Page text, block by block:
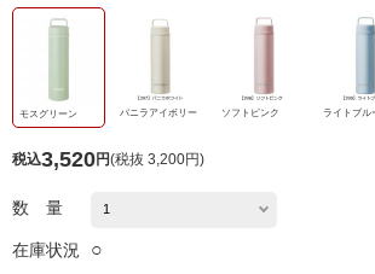
モスグリーン バニラアイボリー ソフトピンク ライトブル
税込3,520円(税抜 3,200円)
数 量
在庫状況 ○